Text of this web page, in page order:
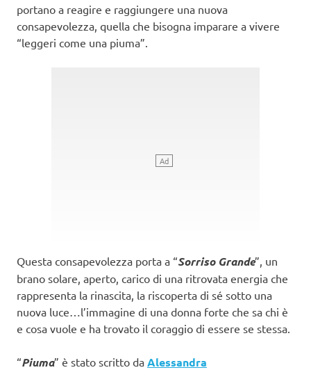
portano a reagire e raggiungere una nuova
consapevolezza, quella che bisogna imparare a vivere
“leggeri come una piuma”.
Questa consapevolezza porta a “Sorriso Grande”, un
brano solare, aperto, carico di una ritrovata energia che
rappresenta la rinascita, la riscoperta di sé sotto una
nuova luce…l’immagine di una donna forte che sa chi è
e cosa vuole e ha trovato il coraggio di essere se stessa.
“Piuma” è stato scritto da Alessandra